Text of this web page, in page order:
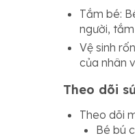
Tắm bé:
người,
Vệ sinh
của nhân
Theo dõi
Theo dõi
Bé bú